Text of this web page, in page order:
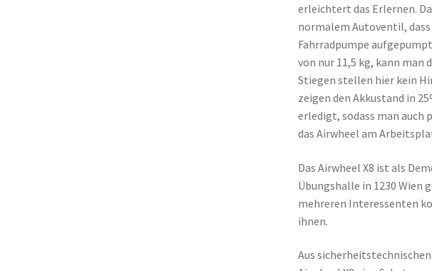
erleichtert das Erlernen.
normalem Autoventil,
Fahrradpumpe
von nur 11,5 kg, kann man
Stiegen stellen hier kein
zeigen den Akkustand in
erledigt, sodass man
das Airwheel am
Das Airwheel X8 ist als
Übungshalle in 1230 Wien
mehreren Interessenten
ihnen.
Aus